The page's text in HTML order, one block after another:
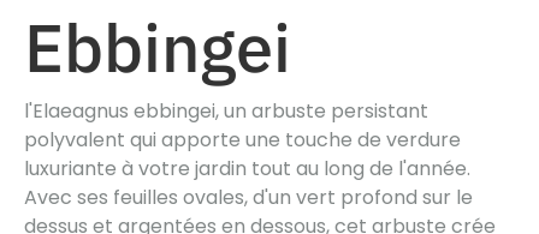
Ebbingei
l'Elaeagnus ebbingei, un arbuste persistant
polyvalent qui apporte une touche de verdure
luxuriante à votre jardin tout au long de l'année.
Avec ses feuilles ovales, d'un vert profond sur le
dessus et argentées en dessous, cet arbuste crée